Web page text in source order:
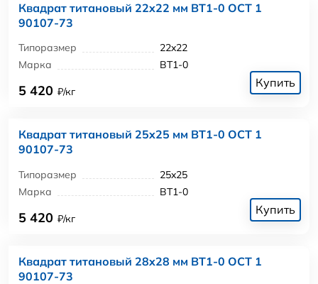
Квадрат титановый 22x22 мм ВТ1-0 ОСТ 1
90107-73
Типоразмер
22x22
Марка
ВТ1-0
5 420 ₽/кг
Купить
Квадрат титановый 25x25 мм ВТ1-0 ОСТ 1
90107-73
Типоразмер
25x25
Марка
ВТ1-0
5 420 ₽/кг
Купить
Квадрат титановый 28x28 мм ВТ1-0 ОСТ 1
90107-73